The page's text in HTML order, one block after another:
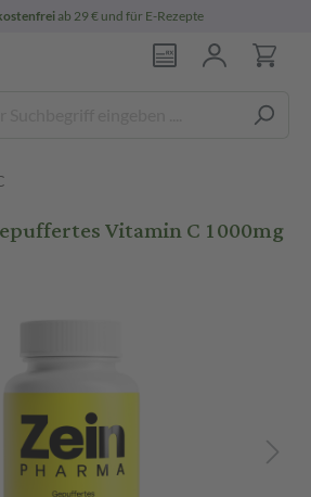
ab 29 € und für E-Rezepte
Vitamin C 1000mg